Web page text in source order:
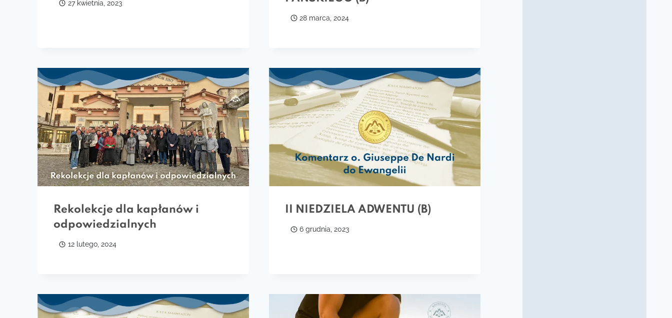
27 kwietnia, 2023
28 marca, 2024
Rekolekcje dla kapłanów i
odpowiedzialnych
12 lutego, 2024
II NIEDZIELA ADWENTU (B)
6 grudnia, 2023